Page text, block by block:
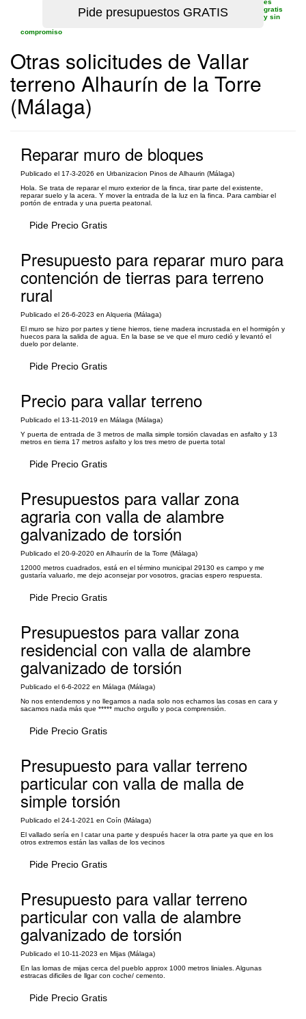
es
gratis
y sin
compromiso
Otras solicitudes de Vallar
terreno Alhaurín de la Torre
(Málaga)
Reparar muro de bloques
Publicado el 17-3-2026 en Urbanizacion Pinos de Alhaurin (Málaga)
Hola. Se trata de reparar el muro exterior de la finca, tirar parte del existente,
reparar suelo y la acera. Y mover la entrada de la luz en la finca. Para cambiar el
portón de entrada y una puerta peatonal.
Pide Precio Gratis
Presupuesto para reparar muro para
contención de tierras para terreno
rural
Publicado el 26-6-2023 en Alqueria (Málaga)
El muro se hizo por partes y tiene hierros, tiene madera incrustada en el hormigón y
huecos para la salida de agua. En la base se ve que el muro cedió y levantó el
duelo por delante.
Pide Precio Gratis
Precio para vallar terreno
Publicado el 13-11-2019 en Málaga (Málaga)
Y puerta de entrada de 3 metros de malla simple torsión clavadas en asfalto y 13
metros en tierra 17 metros asfalto y los tres metro de puerta total
Pide Precio Gratis
Presupuestos para vallar zona
agraria con valla de alambre
galvanizado de torsión
Publicado el 20-9-2020 en Alhaurín de la Torre (Málaga)
12000 metros cuadrados, está en el término municipal 29130 es campo y me
gustaría valuarlo, me dejo aconsejar por vosotros, gracias espero respuesta.
Pide Precio Gratis
Presupuestos para vallar zona
residencial con valla de alambre
galvanizado de torsión
Publicado el 6-6-2022 en Málaga (Málaga)
No nos entendemos y no llegamos a nada solo nos echamos las cosas en cara y
sacamos nada más que ***** mucho orgullo y poca comprensión.
Pide Precio Gratis
Presupuesto para vallar terreno
particular con valla de malla de
simple torsión
Publicado el 24-1-2021 en Coín (Málaga)
El vallado sería en l catar una parte y después hacer la otra parte ya que en los
otros extremos están las vallas de los vecinos
Pide Precio Gratis
Presupuesto para vallar terreno
particular con valla de alambre
galvanizado de torsión
Publicado el 10-11-2023 en Mijas (Málaga)
En las lomas de mijas cerca del pueblo approx 1000 metros liniales. Algunas
estracas dificiles de llgar con coche/ cemento.
Pide Precio Gratis